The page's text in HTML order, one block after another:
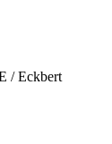
/ Eckbert